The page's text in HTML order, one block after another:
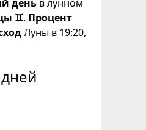
день в лунном
♊. Процент
Луны в 19:20,